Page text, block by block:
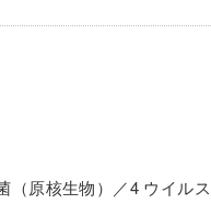
（原核生物）／4 ウイル